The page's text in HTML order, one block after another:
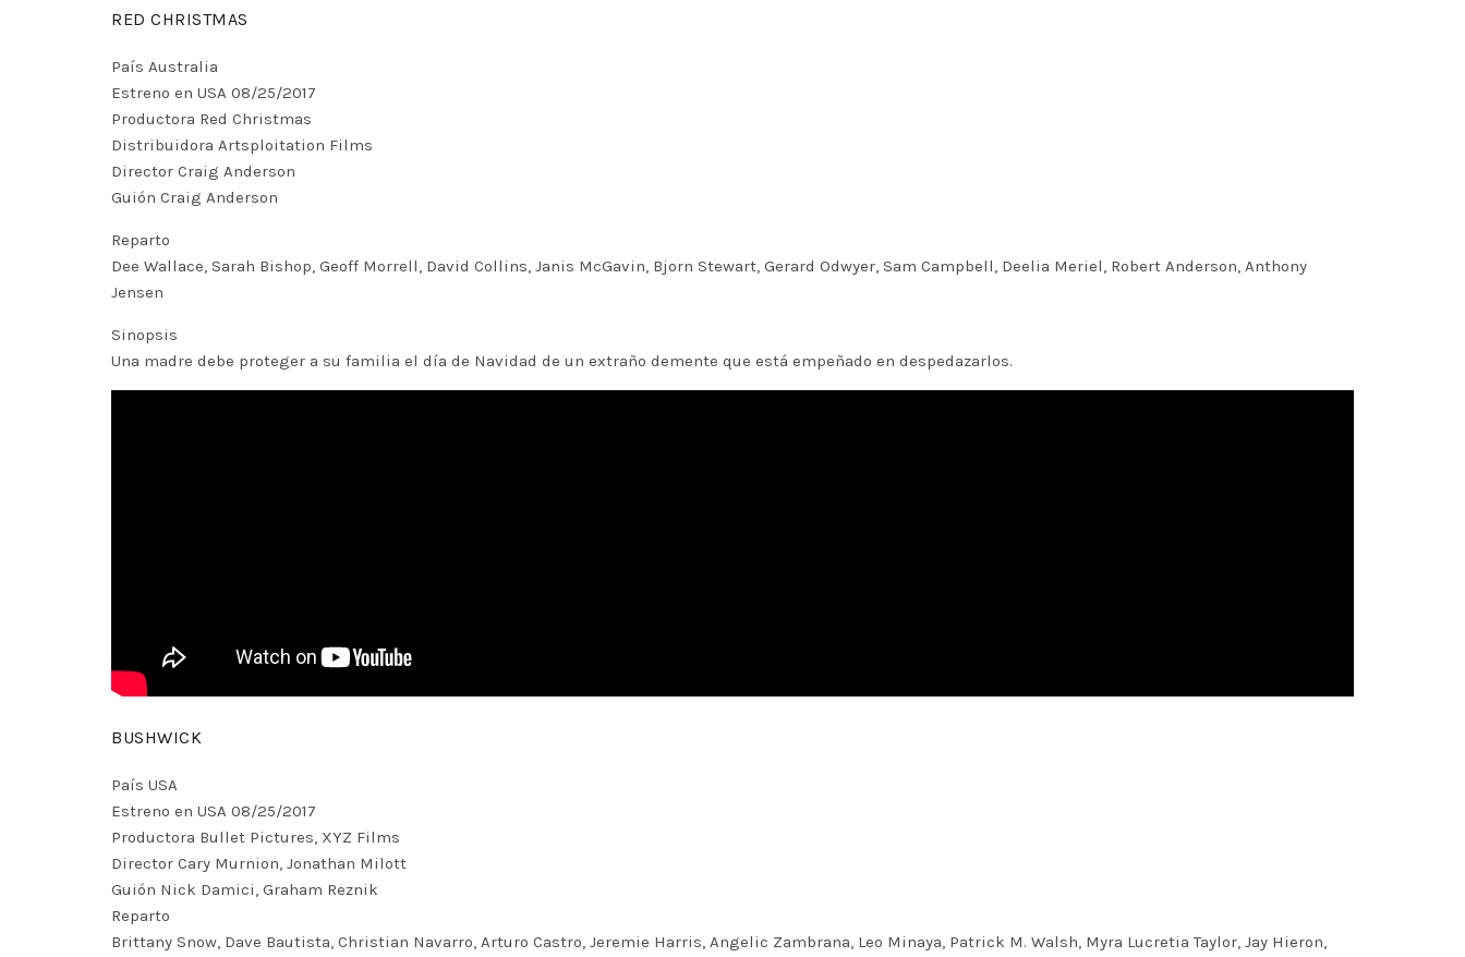
RED CHRISTMAS
País Australia
Estreno en USA 08/25/2017
Productora Red Christmas
Distribuidora Artsploitation Films
Director Craig Anderson
Guión Craig Anderson
Reparto
Dee Wallace, Sarah Bishop, Geoff Morrell, David Collins, Janis McGavin, Bjorn Stewart, Gerard Odwyer, Sam Campbell, Deelia Meriel, Robert Anderson, Anthony
Jensen
Sinopsis
Una madre debe proteger a su familia el día de Navidad de un extraño demente que está empeñado en despedazarlos.
BUSHWICK
País USA
Estreno en USA 08/25/2017
Productora Bullet Pictures, XYZ Films
Director Cary Murnion, Jonathan Milott
Guión Nick Damici, Graham Reznik
Reparto
Brittany Snow, Dave Bautista, Christian Navarro, Arturo Castro, Jeremie Harris, Angelic Zambrana, Leo Minaya, Patrick M. Walsh, Myra Lucretia Taylor, Jay Hieron,